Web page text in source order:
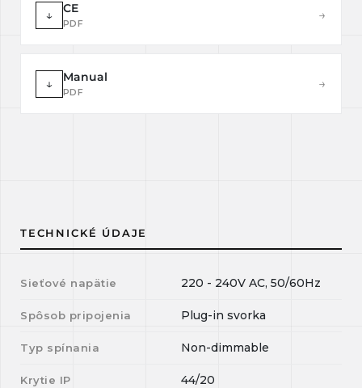
↓ CE
PDF
→
↓ Manual
PDF
→
TECHNICKÉ ÚDAJE
Sieťové napätie 220 - 240V AC, 50/60Hz
Spôsob pripojenia Plug-in svorka
Typ spínania Non-dimmable
Krytie IP 44/20